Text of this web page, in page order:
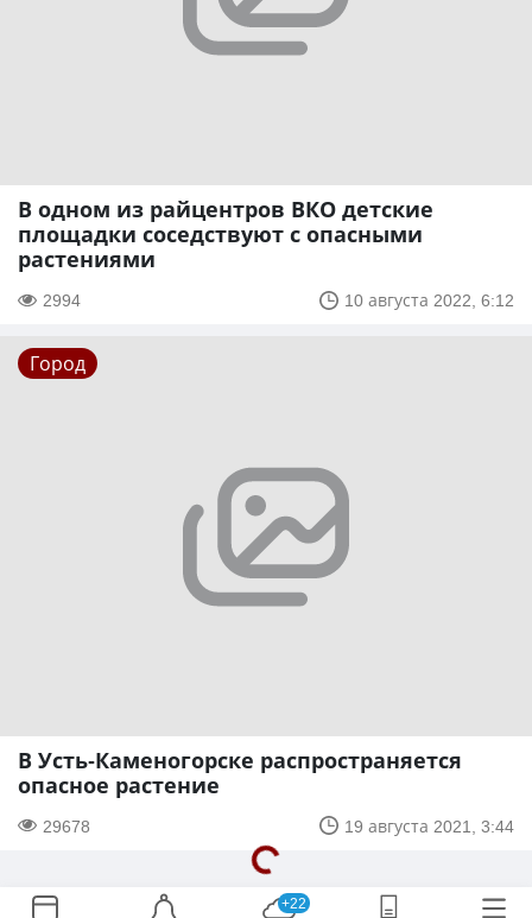
В одном из райцентров ВКО детские
площадки соседствуют с опасными
растениями
2994 10 августа 2022, 6:12
Город
В Усть-Каменогорске распространяется
опасное растение
29678 19 августа 2021, 3:44
+22